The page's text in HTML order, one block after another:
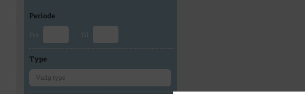
Periode
Fra Til
Type